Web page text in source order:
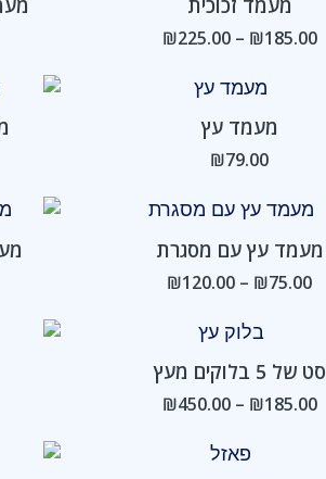
מעמד זכוכית
₪185.00
–
₪225.00
מעמד עץ
₪79.00
מעמד עץ עם מסגרת
₪75.00
–
₪120.00
טווח
מחירים:
⁦₪120.00⁩
סט של 5 בלוקים מעץ
₪185.00
–
₪450.00
עד